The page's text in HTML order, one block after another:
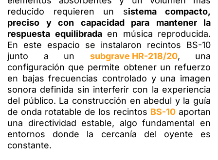
reducido requieren un sistema compacto,
preciso y con capacidad para mantener la
respuesta equilibradaen música reproducida.
En este espacio se instalaron recintos BS-10
junto a un subgrave HR-218/20, una
configuración que permite obtener un refuerzo
en bajas frecuencias controlado y una imagen
sonora definida sin interferir con la experiencia
del público. La construcción en abedul y la guía
de onda rotatable de los recintos BS-10 aportan
una directividad estable, algo fundamental en
entornos donde la cercanía del oyente es
constante.